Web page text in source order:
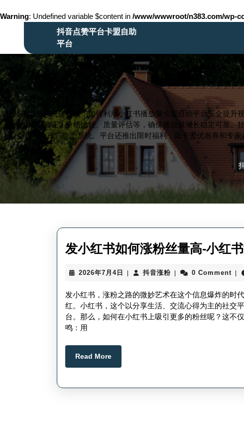
Warning: Undefined variable $content in /www/wwwroot/n383.com/wp-
抖音点赞平台卡盟自助
平台
视频内容推广关键难点：如何利用小红书播放量卡盟自助平台安全提
括卡盟渠道验证、价格比较、质量评估等，确保播放量增长稳定可靠
打造透明化推广生态系统。平台还推出限时福利，如卡盟优惠券和专
发小红书如何涨粉丝量高-小红
2026年7月4日
2026
7
月
4
日
抖音涨粉抖
涨
粉
0 Comment
发小红书，涨粉之路的微妙艺术在这个信息爆炸的时
红。小红书，这个以分享生活、交流心得为主的社交
台。那么，如何在小红书上吸引更多的粉丝呢？这不
鸣：用
Read MoreRead
More